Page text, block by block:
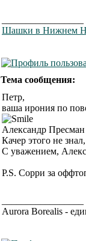
Шашки в Нижнем
Тема сообщения:
Петр,
ваша ирония по
Александр Пресман
Качер этого не
С уважением,
P.S. Сорри за
Aurora Borealis -